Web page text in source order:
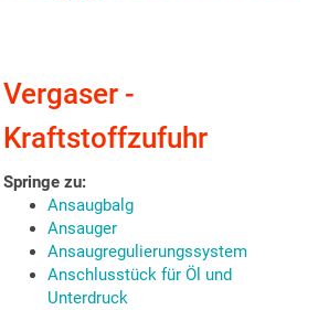
Vergaser -
Kraftstoffzufuhr
Springe zu:
Ansaugbalg
Ansauger
Ansaugregulierungssystem
Anschlusstück für Öl und
Unterdruck